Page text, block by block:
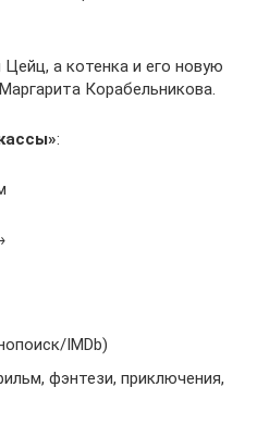
а котенка и его новую
Корабельникова.
:
IMDb)
фэнтези, приключения,